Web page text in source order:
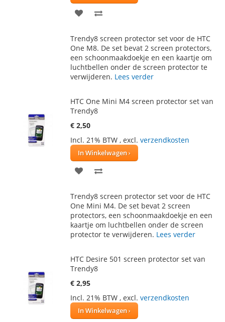
VOEG
AAN
VERLANGLIJST
TE
VERGELIJKEN
Trendy8 screen protector set voor de HTC
One M8. De set bevat 2 screen protectors,
een schoonmaakdoekje en een kaartje om
luchtbellen onder de screen protector te
verwijderen. Lees verder
HTC One Mini M4 screen protector set van
Trendy8
€ 2,50
Incl. 21% BTW , excl. verzendkosten
In Winkelwagen
VOEG
AAN
VERLANGLIJST
TE
VERGELIJKEN
Trendy8 screen protector set voor de HTC
One Mini M4. De set bevat 2 screen
protectors, een schoonmaakdoekje en een
kaartje om luchtbellen onder de screen
protector te verwijderen. Lees verder
HTC Desire 501 screen protector set van
Trendy8
€ 2,95
Incl. 21% BTW , excl. verzendkosten
In Winkelwagen